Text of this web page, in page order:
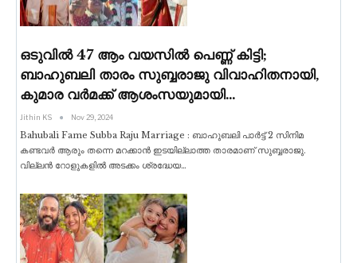
ഒടുവിൽ 47 ആം വയസിൽ പെണ്ണ് കിട്ടി;
ബാഹുബലി താരം സുബ്ബരാജു വിവാഹിതനായി,
കുമാര വർമക്ക് ആശംസയുമായി…
Jithin KS Nov 29, 2024
Bahubali Fame Subba Raju Marriage : ബാഹുബലി പാർട്ട്‌ 2 സിനിമ
കണ്ടവർ ആരും തന്നെ മറക്കാൻ ഇടയില്ലാത്ത താരമാണ് സുബ്ബരാജു.
വില്ലൻ റോളുകളിൽ അടക്കം ശ്രദ്ധേയ…